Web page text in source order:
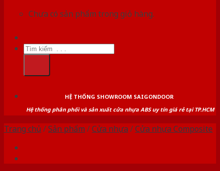
Chưa có sản phẩm trong giỏ hàng.
Tìm
kiếm:
HỆ THỐNG SHOWROOM SAIGONDOOR
Hệ thống phân phối và sản xuất cửa nhựa ABS uy tín giá rẻ tại TP.HCM
Trang chủ /Sản phẩm /Cửa nhựa /Cửa nhựa Composite